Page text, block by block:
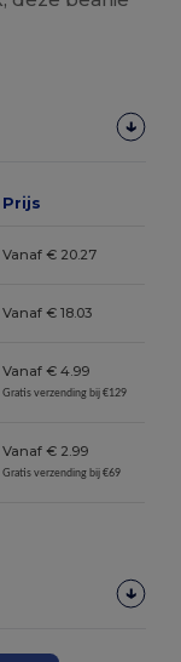
Prijs
Vanaf € 20.27
Vanaf € 18.03
Vanaf € 4.99
Gratis verzending bij €129
Vanaf € 2.99
Gratis verzending bij €69